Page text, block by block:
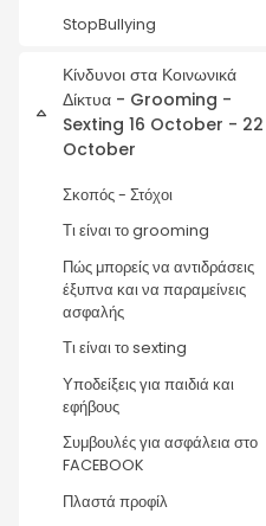
StopBullying
Collapse
Κίνδυνοι στα Κοινωνικά
Δίκτυα - Grooming -
Sexting 16 October - 22
October
Σκοπός - Στόχοι
Τι είναι το grooming
Πώς μπορείς να αντιδράσεις
έξυπνα και να παραμείνεις
ασφαλής
Τι είναι το sexting
Υποδείξεις για παιδιά και
εφήβους
Συμβουλές για ασφάλεια στο
FACEBOOK
Πλαστά προφίλ